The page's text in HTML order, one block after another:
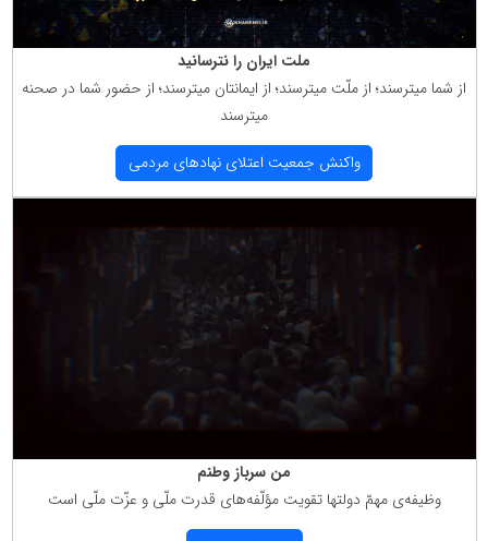
ملت ایران را نترسانید
از شما میترسند؛ از ملّت میترسند؛ از ایمانتان میترسند؛ از حضور شما در صحنه
میترسند
واكنش جمعیت اعتلای نهادهای مردمی
من سرباز وطنم
وظیفه‌ی مهمّ دولتها تقویت مؤلّفه‌های قدرت ملّی و عزّت ملّی است